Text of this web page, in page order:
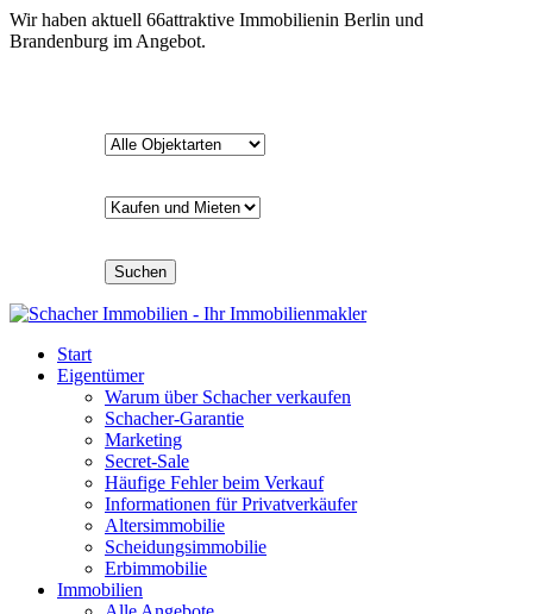
Wir haben aktuell 66attraktive Immobilienin Berlin und
Brandenburg im Angebot.
Suchen
Start
Eigentümer
Warum über Schacher verkaufen
Schacher-Garantie
Marketing
Secret-Sale
Häufige Fehler beim Verkauf
Informationen für Privatverkäufer
Altersimmobilie
Scheidungsimmobilie
Erbimmobilie
Immobilien